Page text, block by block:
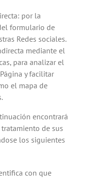
por la
formulario de
Redes sociales.
mediante el
para analizar el
y facilitar
el mapa de
encontrará
de sus
los siguientes
con que